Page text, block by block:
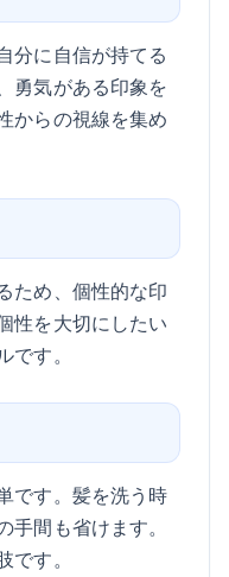
分に自信が持てる
勇気がある印象を
からの視線を集め
ため、個性的な印
性を大切にしたい
す。
です。髪を洗う時
間も省けます。
す。